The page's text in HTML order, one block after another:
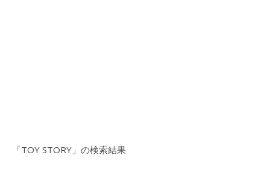
「TOY STORY 」の検索結果